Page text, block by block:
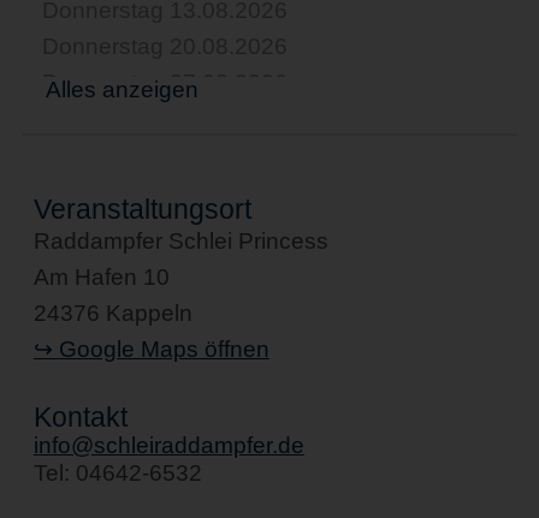
Donnerstag 27.08.2026
Donnerstag 24.09.2026
Donnerstag 01.10.2026
Donnerstag 08.10.2026
Donnerstag 15.10.2026
Donnerstag 22.10.2026
Donnerstag 29.10.2026
Alles anzeigen
Veranstaltungsort
Raddampfer Schlei Princess
Am Hafen 10
24376 Kappeln
↪ Google Maps öffnen
Kontakt
info@schleiraddampfer.de
Tel: 04642-6532